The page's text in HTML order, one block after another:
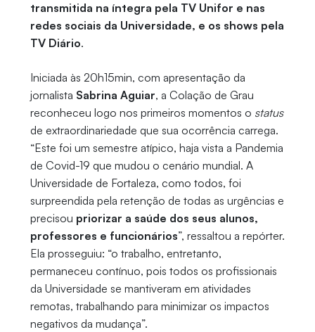
transmitida na íntegra pela TV Unifor e nas
redes sociais da Universidade, e os shows pela
TV Diário.
Iniciada às 20h15min, com apresentação da
jornalista Sabrina Aguiar, a Colação de Grau
reconheceu logo nos primeiros momentos o status
de extraordinariedade que sua ocorrência carrega.
“Este foi um semestre atípico, haja vista a Pandemia
de Covid-19 que mudou o cenário mundial. A
Universidade de Fortaleza, como todos, foi
surpreendida pela retenção de todas as urgências e
precisou priorizar a saúde dos seus alunos,
professores e funcionários”, ressaltou a repórter.
Ela prosseguiu: “o trabalho, entretanto,
permaneceu contínuo, pois todos os profissionais
da Universidade se mantiveram em atividades
remotas, trabalhando para minimizar os impactos
negativos da mudança”.